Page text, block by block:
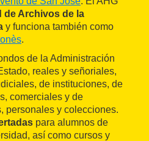
de Archivos de la
y funciona también como
.
de la Administración
reales y señoriales,
de instituciones, de
comerciales y de
personales y colecciones.
para alumnos de
así como cursos y